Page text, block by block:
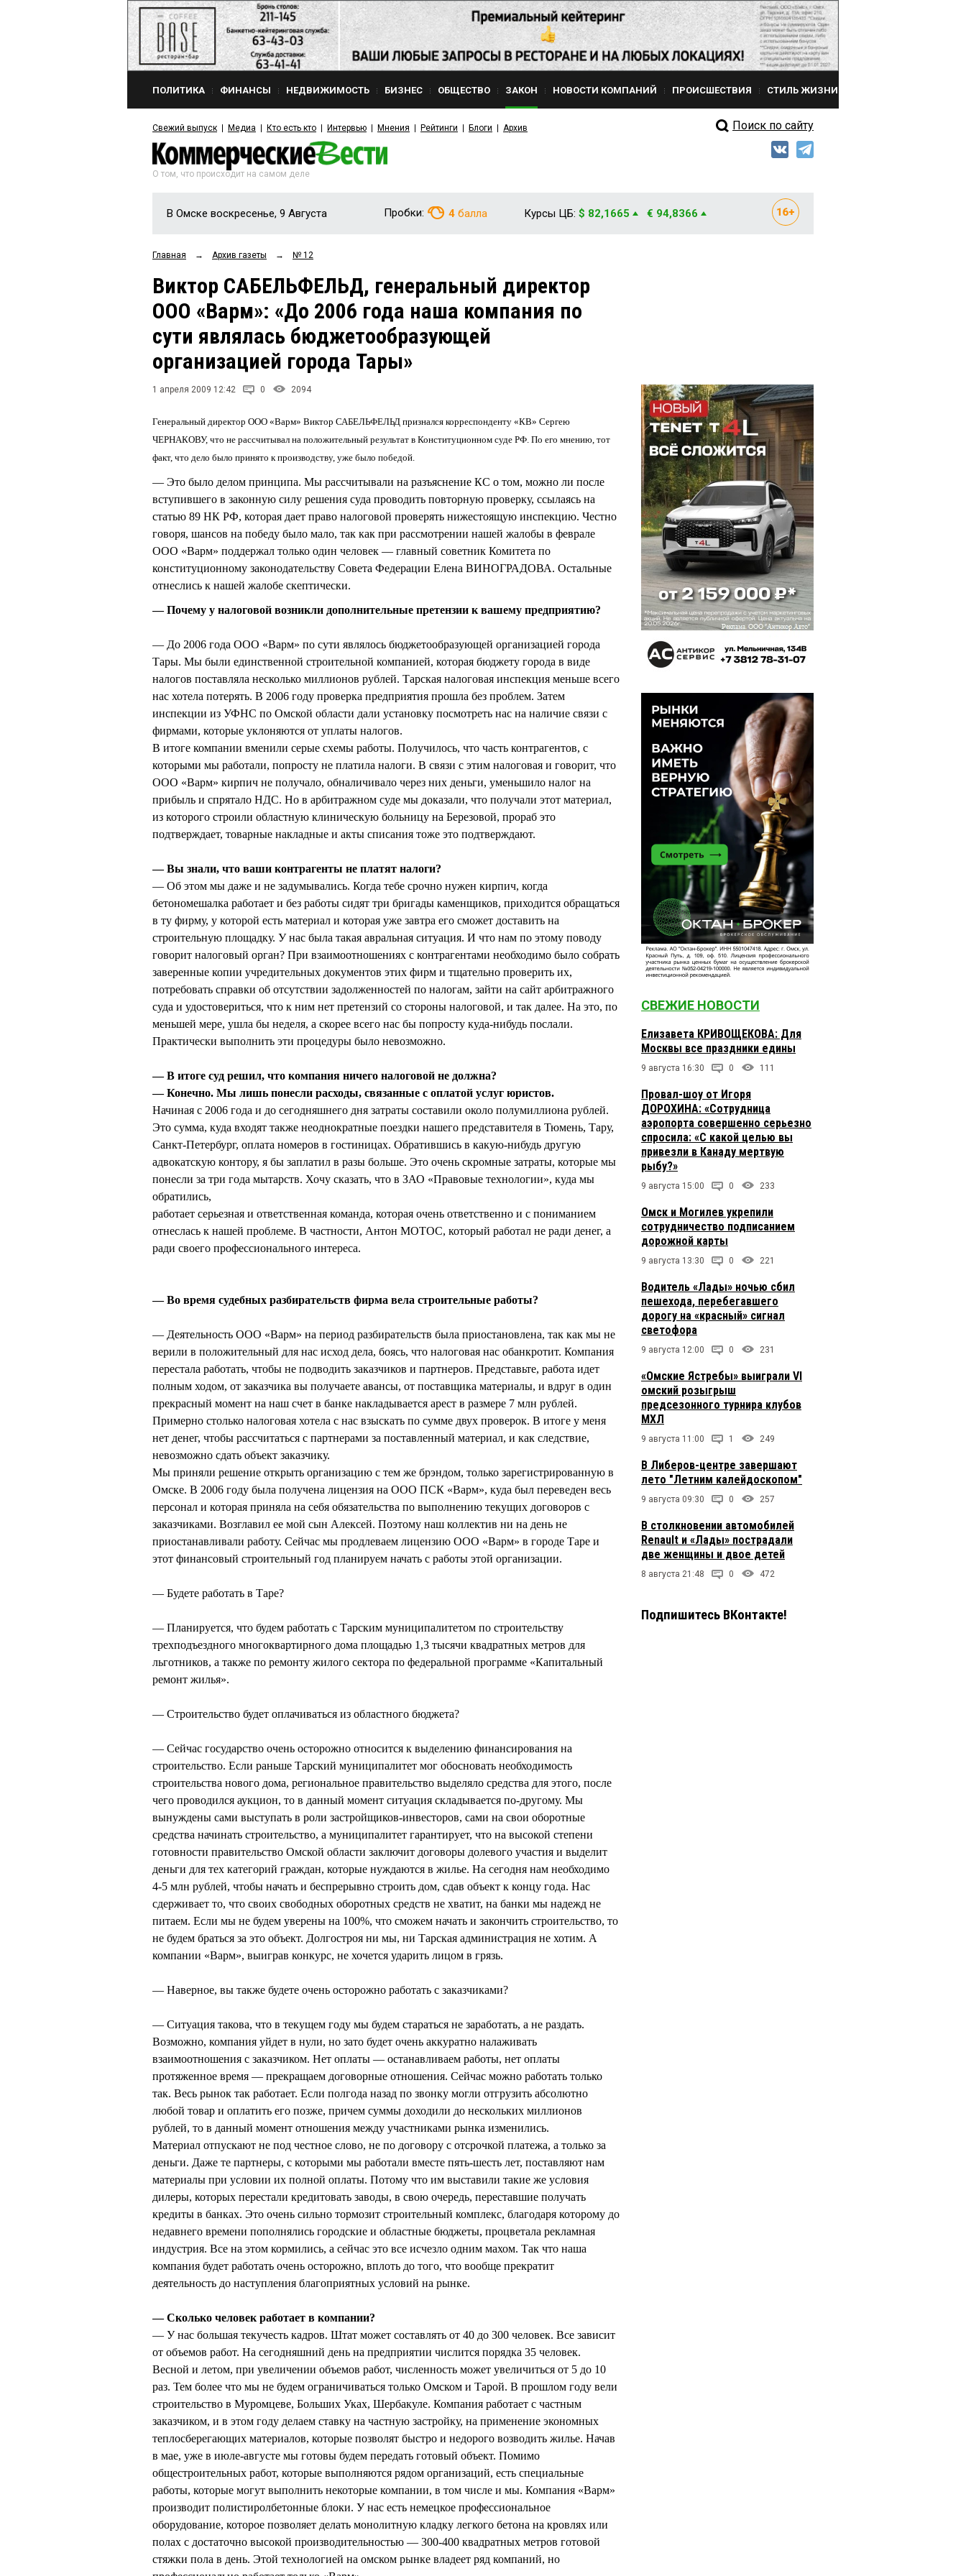
ПОЛИТИКА ФИНАНСЫ НЕДВИЖИМОСТЬ БИЗНЕС ОБЩЕСТВО ЗАКОН НОВОСТИ КОМПАНИЙ ПРОИСШЕСТВИЯ СТИЛЬ ЖИЗНИ
Свежий выпуск Медиа Кто есть кто Интервью Мнения Рейтинги Блоги Архив Поиск по сайту
О том, что происходит на самом деле
В Омске воскресенье, 9 Августа Пробки: 4 балла Курсы ЦБ: $ 82,1665 € 94,8366
Главная → Архив газеты → № 12
Виктор САБЕЛЬФЕЛЬД, генеральный директор
ООО «Варм»: «До 2006 года наша компания по
сути являлась бюджетообразующей
организацией города Тары»
1 апреля 2009 12:42 0 2094
Генеральный директор ООО «Варм» Виктор САБЕЛЬФЕЛЬД признался корреспонденту «КВ» Сергею
ЧЕРНАКОВУ, что не рассчитывал на положительный результат в Конституционном суде РФ. По его мнению, тот
факт, что дело было принято к производству, уже было победой.
— Это было делом принципа. Мы рассчитывали на разъяснение КС о том, можно ли после
вступившего в законную силу решения суда проводить повторную проверку, ссылаясь на
статью 89 НК РФ, которая дает право налоговой проверять нижестоящую инспекцию. Честно
говоря, шансов на победу было мало, так как при рассмотрении нашей жалобы в феврале
ООО «Варм» поддержал только один человек — главный советник Комитета по
конституционному законодательству Совета Федерации Елена ВИНОГРАДОВА. Остальные
отнеслись к нашей жалобе скептически.
— Почему у налоговой возникли дополнительные претензии к вашему предприятию?
— До 2006 года ООО «Варм» по сути являлось бюджетообразующей организацией города
Тары. Мы были единственной строительной компанией, которая бюджету города в виде
налогов поставляла несколько миллионов рублей. Тарская налоговая инспекция меньше всего
нас хотела потерять. В 2006 году проверка предприятия прошла без проблем. Затем
инспекции из УФНС по Омской области дали установку посмотреть нас на наличие связи с
фирмами, которые уклоняются от уплаты налогов.
В итоге компании вменили серые схемы работы. Получилось, что часть контрагентов, с
которыми мы работали, попросту не платила налоги. В связи с этим налоговая и говорит, что
ООО «Варм» кирпич не получало, обналичивало через них деньги, уменьшило налог на
прибыль и спрятало НДС. Но в арбитражном суде мы доказали, что получали этот материал,
из которого строили областную клиническую больницу на Березовой, прораб это
подтверждает, товарные накладные и акты списания тоже это подтверждают.
— Вы знали, что ваши контрагенты не платят налоги?
— Об этом мы даже и не задумывались. Когда тебе срочно нужен кирпич, когда
бетономешалка работает и без работы сидят три бригады каменщиков, приходится обращаться
в ту фирму, у которой есть материал и которая уже завтра его сможет доставить на
строительную площадку. У нас была такая авральная ситуация. И что нам по этому поводу
говорит налоговый орган? При взаимоотношениях с контрагентами необходимо было собрать
заверенные копии учредительных документов этих фирм и тщательно проверить их,
потребовать справки об отсутствии задолженностей по налогам, зайти на сайт арбитражного
суда и удостовериться, что к ним нет претензий со стороны налоговой, и так далее. На это, по
меньшей мере, ушла бы неделя, а скорее всего нас бы попросту куда-нибудь послали.
Практически выполнить эти процедуры было невозможно.
— В итоге суд решил, что компания ничего налоговой не должна?
— Конечно. Мы лишь понесли расходы, связанные с оплатой услуг юристов.
Начиная с 2006 года и до сегодняшнего дня затраты составили около полумиллиона рублей.
Это сумма, куда входят также неоднократные поездки нашего представителя в Тюмень, Тару,
Санкт-Петербург, оплата номеров в гостиницах. Обратившись в какую-нибудь другую
адвокатскую контору, я бы заплатил в разы больше. Это очень скромные затраты, которые мы
понесли за три года мытарств. Хочу сказать, что в ЗАО «Правовые технологии», куда мы
обратились,
работает серьезная и ответственная команда, которая очень ответственно и с пониманием
отнеслась к нашей проблеме. В частности, Антон МОТОС, который работал не ради денег, а
ради своего профессионального интереса.
— Во время судебных разбирательств фирма вела строительные работы?
— Деятельность ООО «Варм» на период разбирательств была приостановлена, так как мы не
верили в положительный для нас исход дела, боясь, что налоговая нас обанкротит. Компания
перестала работать, чтобы не подводить заказчиков и партнеров. Представьте, работа идет
полным ходом, от заказчика вы получаете авансы, от поставщика материалы, и вдруг в один
прекрасный момент на наш счет в банке накладывается арест в размере 7 млн рублей.
Примерно столько налоговая хотела с нас взыскать по сумме двух проверок. В итоге у меня
нет денег, чтобы рассчитаться с партнерами за поставленный материал, и как следствие,
невозможно сдать объект заказчику.
Мы приняли решение открыть организацию с тем же брэндом, только зарегистрированную в
Омске. В 2006 году была получена лицензия на ООО ПСК «Варм», куда был переведен весь
персонал и которая приняла на себя обязательства по выполнению текущих договоров с
заказчиками. Возглавил ее мой сын Алексей. Поэтому наш коллектив ни на день не
приостанавливали работу. Сейчас мы продлеваем лицензию ООО «Варм» в городе Таре и
этот финансовый строительный год планируем начать с работы этой организации.
— Будете работать в Таре?
— Планируется, что будем работать с Тарским муниципалитетом по строительству
трехподъездного многоквартирного дома площадью 1,3 тысячи квадратных метров для
льготников, а также по ремонту жилого сектора по федеральной программе «Капитальный
ремонт жилья».
— Строительство будет оплачиваться из областного бюджета?
— Сейчас государство очень осторожно относится к выделению финансирования на
строительство. Если раньше Тарский муниципалитет мог обосновать необходимость
строительства нового дома, региональное правительство выделяло средства для этого, после
чего проводился аукцион, то в данный момент ситуация складывается по-другому. Мы
вынуждены сами выступать в роли застройщиков-инвесторов, сами на свои оборотные
средства начинать строительство, а муниципалитет гарантирует, что на высокой степени
готовности правительство Омской области заключит договоры долевого участия и выделит
деньги для тех категорий граждан, которые нуждаются в жилье. На сегодня нам необходимо
4-5 млн рублей, чтобы начать и беспрерывно строить дом, сдав объект к концу года. Нас
сдерживает то, что своих свободных оборотных средств не хватит, на банки мы надежд не
питаем. Если мы не будем уверены на 100%, что сможем начать и закончить строительство, то
не будем браться за это объект. Долгостроя ни мы, ни Тарская администрация не хотим. А
компании «Варм», выиграв конкурс, не хочется ударить лицом в грязь.
— Наверное, вы также будете очень осторожно работать с заказчиками?
— Ситуация такова, что в текущем году мы будем стараться не заработать, а не раздать.
Возможно, компания уйдет в нули, но зато будет очень аккуратно налаживать
взаимоотношения с заказчиком. Нет оплаты — останавливаем работы, нет оплаты
протяженное время — прекращаем договорные отношения. Сейчас можно работать только
так. Весь рынок так работает. Если полгода назад по звонку могли отгрузить абсолютно
любой товар и оплатить его позже, причем суммы доходили до нескольких миллионов
рублей, то в данный момент отношения между участниками рынка изменились.
Материал отпускают не под честное слово, не по договору с отсрочкой платежа, а только за
деньги. Даже те партнеры, с которыми мы работали вместе пять-шесть лет, поставляют нам
материалы при условии их полной оплаты. Потому что им выставили такие же условия
дилеры, которых перестали кредитовать заводы, в свою очередь, переставшие получать
кредиты в банках. Это очень сильно тормозит строительный комплекс, благодаря которому до
недавнего времени пополнялись городские и областные бюджеты, процветала рекламная
индустрия. Все на этом кормились, а сейчас это все исчезло одним махом. Так что наша
компания будет работать очень осторожно, вплоть до того, что вообще прекратит
деятельность до наступления благоприятных условий на рынке.
— Сколько человек работает в компании?
— У нас большая текучесть кадров. Штат может составлять от 40 до 300 человек. Все зависит
от объемов работ. На сегодняшний день на предприятии числится порядка 35 человек.
Весной и летом, при увеличении объемов работ, численность может увеличиться от 5 до 10
раз. Тем более что мы не будем ограничиваться только Омском и Тарой. В прошлом году вели
строительство в Муромцеве, Больших Уках, Шербакуле. Компания работает с частным
заказчиком, и в этом году делаем ставку на частную застройку, на применение экономных
теплосберегающих материалов, которые позволят быстро и недорого возводить жилье. Начав
в мае, уже в июле-августе мы готовы будем передать готовый объект. Помимо
общестроительных работ, которые выполняются рядом организаций, есть специальные
работы, которые могут выполнить некоторые компании, в том числе и мы. Компания «Варм»
производит полистиролбетонные блоки. У нас есть немецкое профессиональное
оборудование, которое позволяет делать монолитную кладку легкого бетона на кровлях или
полах с достаточно высокой производительностью — 300-400 квадратных метров готовой
стяжки пола в день. Этой технологией на омском рынке владеет ряд компаний, но
СВЕЖИЕ НОВОСТИ
Елизавета КРИВОЩЕКОВА: Для
Москвы все праздники едины
9 августа 16:30 0 111
Провал-шоу от Игоря
ДОРОХИНА: «Сотрудница
аэропорта совершенно серьезно
спросила: «С какой целью вы
привезли в Канаду мертвую
рыбу?»
9 августа 15:00 0 233
Омск и Могилев укрепили
сотрудничество подписанием
дорожной карты
9 августа 13:30 0 221
Водитель «Лады» ночью сбил
пешехода, перебегавшего
дорогу на «красный» сигнал
светофора
9 августа 12:00 0 231
«Омские Ястребы» выиграли VI
омский розыгрыш
предсезонного турнира клубов
МХЛ
9 августа 11:00 1 249
В Либеров-центре завершают
лето "Летним калейдоскопом"
9 августа 09:30 0 257
В столкновении автомобилей
Renault и «Лады» пострадали
две женщины и двое детей
8 августа 21:48 0 472
Подпишитесь ВКонтакте!